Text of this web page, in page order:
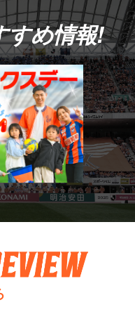
すめ情報!